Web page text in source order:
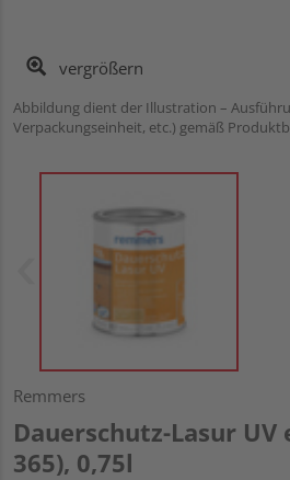
vergrößern
Abbildung dient der Illustration –
Verpackungseinheit, etc.) gemäß
Remmers
Dauerschutz-Lasur UV
365), 0,75l